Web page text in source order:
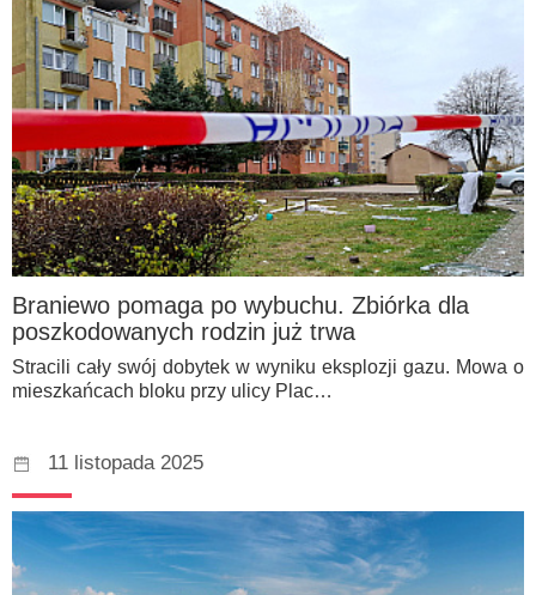
Braniewo pomaga po wybuchu. Zbiórka dla
poszkodowanych rodzin już trwa
Stracili cały swój dobytek w wyniku eksplozji gazu. Mowa o
mieszkańcach bloku przy ulicy Plac…
11 listopada 2025